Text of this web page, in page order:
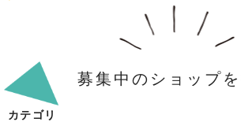
募集中のショップ
カテゴリ